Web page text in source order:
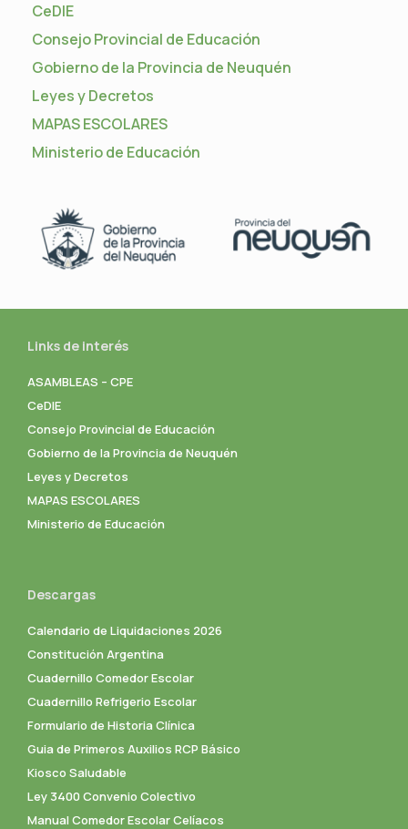
CeDIE
Consejo Provincial de Educación
Gobierno de la Provincia de Neuquén
Leyes y Decretos
MAPAS ESCOLARES
Ministerio de Educación
Links de interés
ASAMBLEAS – CPE
CeDIE
Consejo Provincial de Educación
Gobierno de la Provincia de Neuquén
Leyes y Decretos
MAPAS ESCOLARES
Ministerio de Educación
Descargas
Calendario de Liquidaciones 2026
Constitución Argentina
Cuadernillo Comedor Escolar
Cuadernillo Refrigerio Escolar
Formulario de Historia Clínica
Guia de Primeros Auxilios RCP Básico
Kiosco Saludable
Ley 3400 Convenio Colectivo
Manual Comedor Escolar Celíacos